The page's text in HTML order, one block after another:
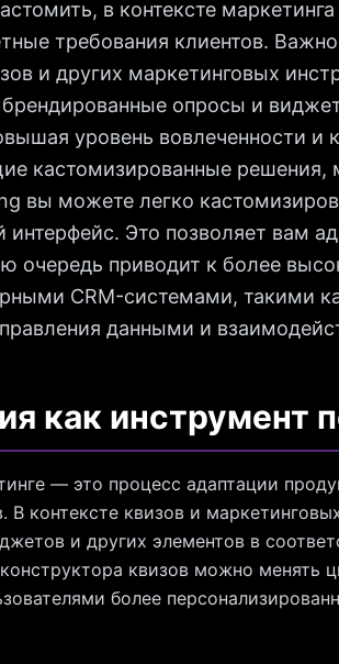
в контексте
требования клиентов.
и других маркетинговых
опросы и
уровень вовлеченности и
кастомизированные решения,
вы можете легко
интерфейс. Это позволяет вам
очередь приводит к более
CRM-системами, такими
данными и
как инструмент
— это процесс адаптации
В контексте квизов и
и других элементов в
квизов можно менять
более